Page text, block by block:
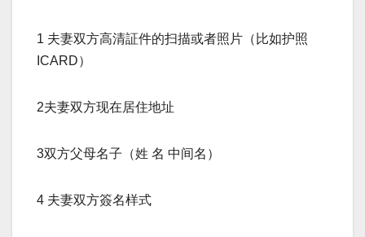
1 夫妻双方高清証件的扫描或者照片（比如护照
ICARD）
2夫妻双方现在居住地址
3双方父母名子（姓 名 中间名）
4 夫妻双方簽名样式